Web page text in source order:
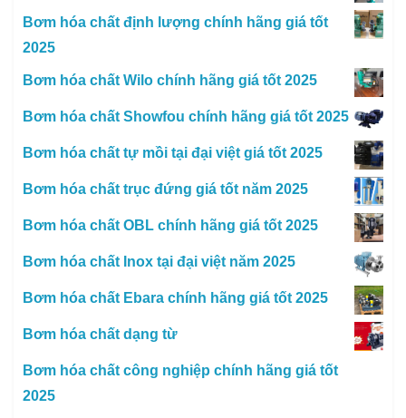
Bơm hóa chất định lượng chính hãng giá tốt
2025
Bơm hóa chất Wilo chính hãng giá tốt 2025
Bơm hóa chất Showfou chính hãng giá tốt 2025
Bơm hóa chất tự mồi tại đại việt giá tốt 2025
Bơm hóa chất trục đứng giá tốt năm 2025
Bơm hóa chất OBL chính hãng giá tốt 2025
Bơm hóa chất Inox tại đại việt năm 2025
Bơm hóa chất Ebara chính hãng giá tốt 2025
Bơm hóa chất dạng từ
Bơm hóa chất công nghiệp chính hãng giá tốt
2025